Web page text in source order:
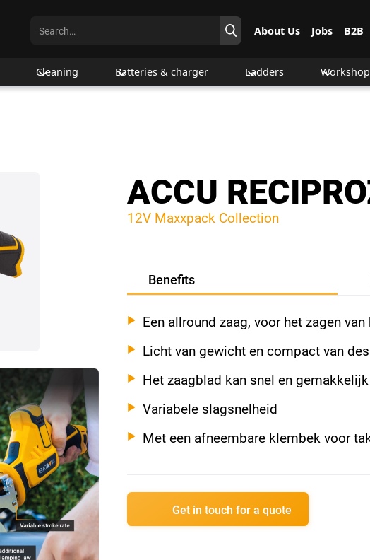
About Us Jobs B2B
Cleaning Batteries & charger Ladders Workshop
ACCU
12V Maxxpack Collection
Benefits
Een allround zaag, voor het zagen
Licht van gewicht en compact van
Het zaagblad kan snel en
Variabele slagsnelheid
Met een afneembare klembek voor
Get in touch for a quote